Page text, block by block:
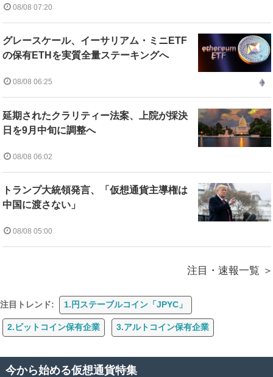
08/08 07:20
グレースケール、イーサリアム・ミニETF
の保有ETHを実質全量ステーキングへ
08/08 06:25
延期されたクラリティー法案、上院が採決
日を9月中旬に調整へ
08/08 06:02
トランプ大統領発言、「仮想通貨主導権は
中国に渡さない」
08/08 05:00
注目・速報一覧
注目トレンド: 1.円ステーブルコイン「JPYC」
2.ビットコイン保有企業 3.アルトコイン保有企業
今から始める仮想通貨特集